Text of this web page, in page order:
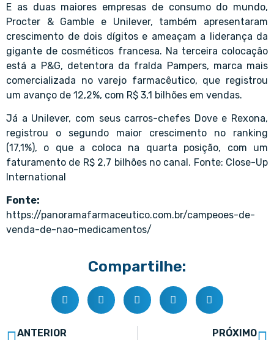
E as duas maiores empresas de consumo do mundo,
Procter & Gamble e Unilever, também apresentaram
crescimento de dois dígitos e ameaçam a liderança da
gigante de cosméticos francesa. Na terceira colocação
está a P&G, detentora da fralda Pampers, marca mais
comercializada no varejo farmacêutico, que registrou
um avanço de 12,2%, com R$ 3,1 bilhões em vendas.
Já a Unilever, com seus carros-chefes Dove e Rexona,
registrou o segundo maior crescimento no ranking
(17,1%), o que a coloca na quarta posição, com um
faturamento de R$ 2,7 bilhões no canal. Fonte: Close-Up
International
Fonte:
https://panoramafarmaceutico.com.br/campeoes-de-
venda-de-nao-medicamentos/
Compartilhe:
ANTERIOR PRÓXIMO